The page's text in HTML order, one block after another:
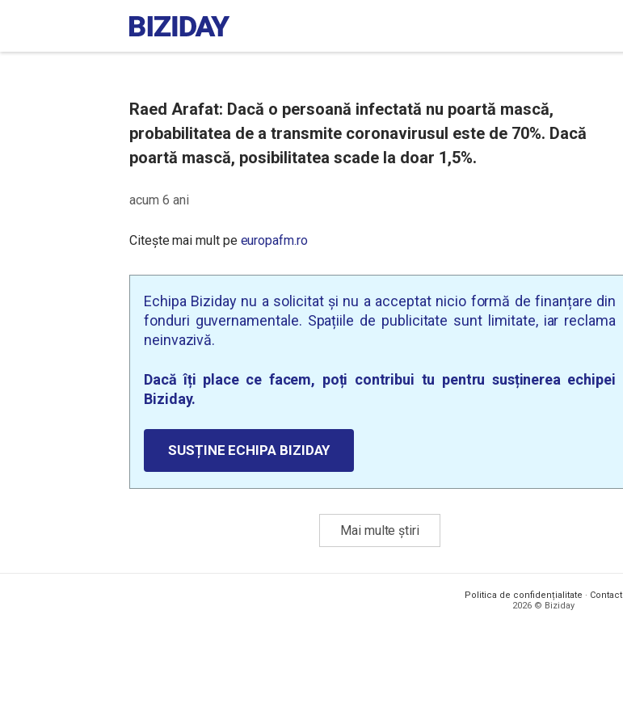
Raed Arafat: Dacă o persoană infectată nu poartă mască,
probabilitatea de a transmite coronavirusul este de 70%. Dacă
poartă mască, posibilitatea scade la doar 1,5%.
acum 6 ani
Citește mai mult pe europafm.ro
Echipa Biziday nu a solicitat și nu a acceptat nicio formă de finanțare din
fonduri guvernamentale. Spațiile de publicitate sunt limitate, iar reclama
neinvazivă.
Dacă îți place ce facem, poți contribui tu pentru susținerea echipei
Biziday.
SUSȚINE ECHIPA BIZIDAY
Mai multe știri
Politica de confidențialitate · Contact
2026 © Biziday